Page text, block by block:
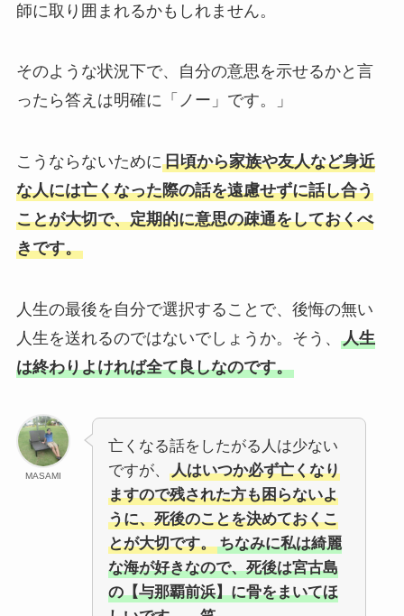
師に取り囲まれるかもしれません。
そのような状況下で、自分の意思を示せるかと言
ったら答えは明確に「ノー」です。」
こうならないために日頃から家族や友人など身近
な人には亡くなった際の話を遠慮せずに話し合う
ことが大切で、定期的に意思の疎通をしておくべ
きです。
人生の最後を自分で選択することで、後悔の無い
人生を送れるのではないでしょうか。そう、 人生
は終わりよければ全て良しなのです。
MASAMI
亡くなる話をしたがる人は少ない
ですが、
人はいつか必ず亡くなり
ますので残された方も困らないよ
うに、死後のことを決めておくこ
とが大切です。 ちなみに私は綺麗
な海が好きなので、死後は宮古島
の【与那覇前浜】に骨をまいてほ